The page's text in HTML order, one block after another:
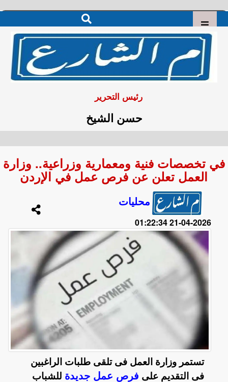
رئيس التحرير
حسن الشيخ
في تخصصات فنية ومعمارية وزراعية.. وزارة
العمل تعلن عن فرص عمل في الإردن
محليات
2026-04-21 01:22:34
تستمر وزارة العمل فى تلقى طلبات الراغبين
فى التقديم على فرص عمل جديدة للشباب